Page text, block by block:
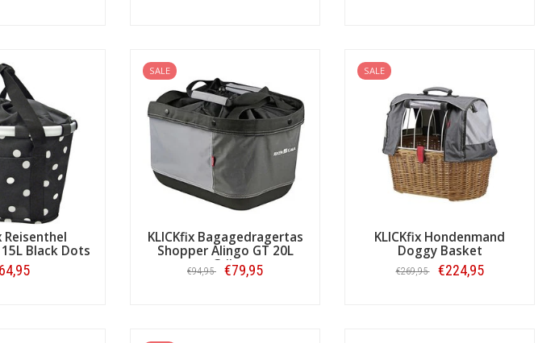
Reisenthel
Black Dots
SALE
KLICKfix Bagagedragertas
Shopper Alingo GT 20L
Grijs
€94,95 €79,95
SALE
KLICKfix Hondenmand
Doggy Basket
€269,95 €224,95